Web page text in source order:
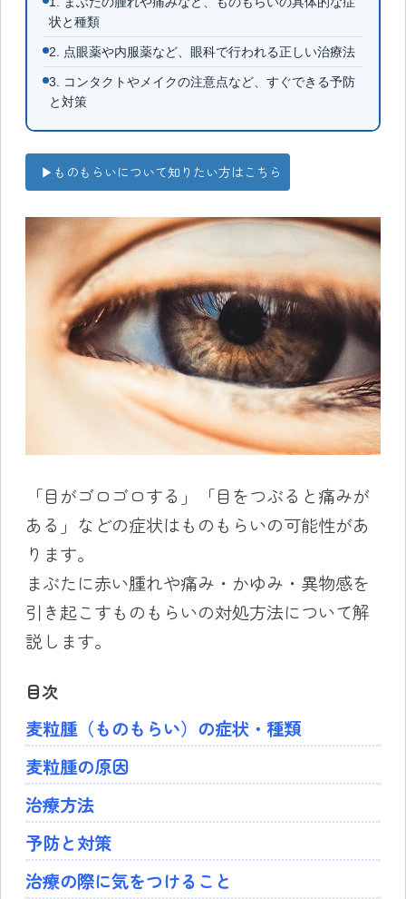
状と種類
2. 点眼薬や内服薬など、眼科で行われる正しい治療法
3. コンタクトやメイクの注意点など、すぐできる予防
と対策
▶ものもらいについて知りたい方はこちら
「目がゴロゴロする」「目をつぶると痛みが
ある」などの症状はものもらいの可能性があ
ります。
まぶたに赤い腫れや痛み・かゆみ・異物感を
引き起こすものもらいの対処方法について解
説します。
目次
麦粒腫（ものもらい）の症状・種類
麦粒腫の原因
治療方法
予防と対策
治療の際に気をつけること